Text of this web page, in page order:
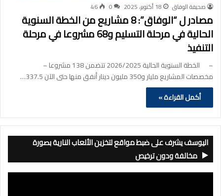
صحيفة الوفاق 18 أكتوبر، 2025 0
46
مصادر ل “الوفاق”: 8 مشاريع من الخطة السنوية
الحالية في مرحلة التسليم و68 مشروعا في مرحلة
التنفيذ
– الخطة السنوية الحالية 2026/2025 تتضمن 138 مشروعا –
مخصصات المشاريع مليار و350 مليون دينار أنفق منها حتى الآن 337.5…
أكمل القراءة »
اليوسف يشرف على ضبط مواقع لتخزين الألعاب النارية بصورة
مخالفة ودون ترخيص